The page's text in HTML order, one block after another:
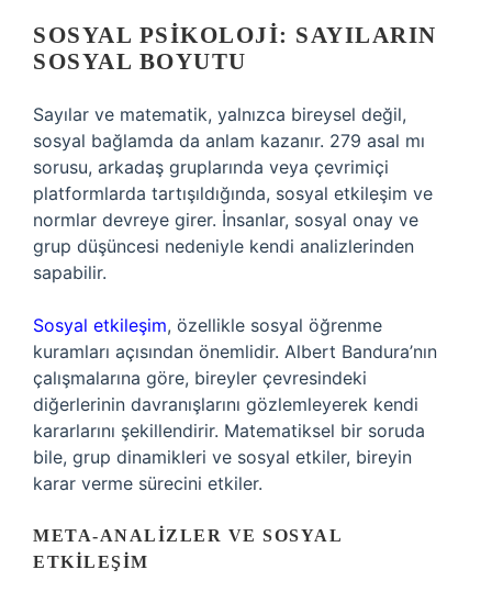
SOSYAL PSIKOLOJI: SAYILARIN
SOSYAL BOYUTU
Sayılar ve matematik, yalnızca bireysel değil,
sosyal bağlamda da anlam kazanır. 279 asal mı
sorusu, arkadaş gruplarında veya çevrimiçi
platformlarda tartışıldığında, sosyal etkileşim ve
normlar devreye girer. İnsanlar, sosyal onay ve
grup düşüncesi nedeniyle kendi analizlerinden
sapabilir.
Sosyal etkileşim, özellikle sosyal öğrenme
kuramları açısından önemlidir. Albert Bandura’nın
çalışmalarına göre, bireyler çevresindeki
diğerlerinin davranışlarını gözlemleyerek kendi
kararlarını şekillendirir. Matematiksel bir soruda
bile, grup dinamikleri ve sosyal etkiler, bireyin
karar verme sürecini etkiler.
META-ANALIZLER VE SOSYAL
ETKILEŞIM